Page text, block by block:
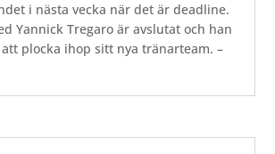
i nästa vecka när det är deadline.
Yannick Tregaro är avslutat och han
plocka ihop sitt nya tränarteam. –